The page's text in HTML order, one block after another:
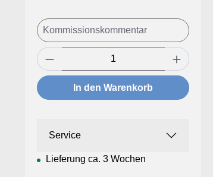
Produkt Anzahl: Gib den
In den Warenkorb
Service
Lieferung ca. 3 Wochen